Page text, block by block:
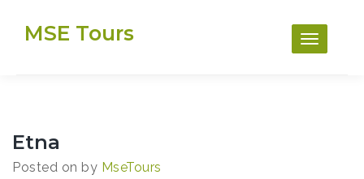
MSE Tours
Etna
Posted on by MseTours